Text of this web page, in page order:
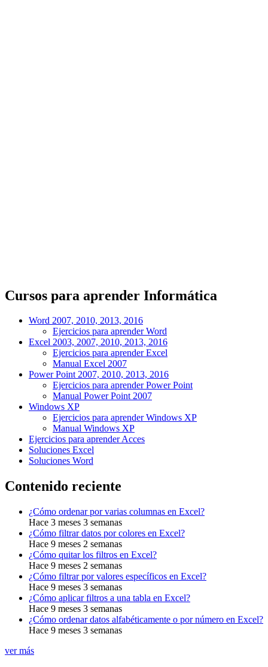
Cursos para aprender Informática
Word 2007, 2010, 2013, 2016
Ejercicios para aprender Word
Excel 2003, 2007, 2010, 2013, 2016
Ejercicios para aprender Excel
Manual Excel 2007
Power Point 2007, 2010, 2013, 2016
Ejercicios para aprender Power Point
Manual Power Point 2007
Windows XP
Ejercicios para aprender Windows XP
Manual Windows XP
Ejercicios para aprender Acces
Soluciones Excel
Soluciones Word
Contenido reciente
¿Cómo ordenar por varias columnas en Excel?
Hace 3 meses 3 semanas
¿Cómo filtrar datos por colores en Excel?
Hace 9 meses 2 semanas
¿Cómo quitar los filtros en Excel?
Hace 9 meses 2 semanas
¿Cómo filtrar por valores específicos en Excel?
Hace 9 meses 3 semanas
¿Cómo aplicar filtros a una tabla en Excel?
Hace 9 meses 3 semanas
¿Cómo ordenar datos alfabéticamente o por número en Excel?
Hace 9 meses 3 semanas
ver más